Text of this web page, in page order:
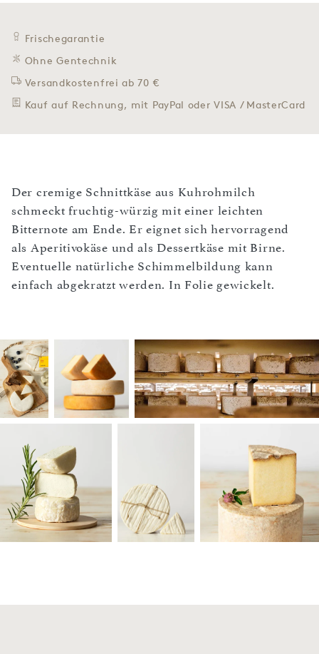
Frischegarantie
Ohne Gentechnik
Versandkostenfrei ab 70 €
Kauf auf Rechnung, mit PayPal oder VISA / MasterCard
Der cremige Schnittkäse aus Kuhrohmilch
schmeckt fruchtig-würzig mit einer leichten
Bitternote am Ende. Er eignet sich hervorragend
als Aperitivokäse und als Dessertkäse mit Birne.
Eventuelle natürliche Schimmelbildung kann
einfach abgekratzt werden. In Folie gewickelt.